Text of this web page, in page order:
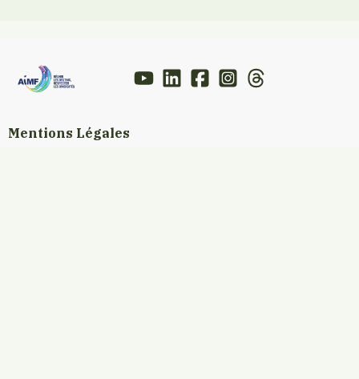
Mentions Légales